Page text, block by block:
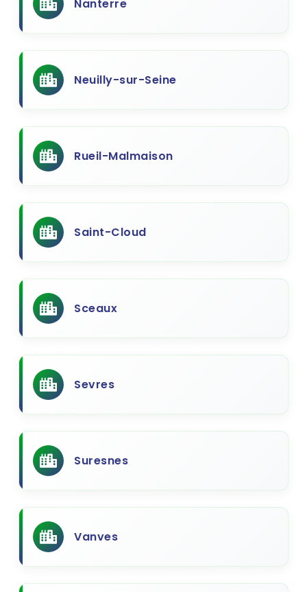
Nanterre
Neuilly-sur-Seine
Rueil-Malmaison
Saint-Cloud
Sceaux
Sevres
Suresnes
Vanves